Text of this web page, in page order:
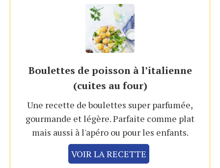
Boulettes de poisson à l’italienne
(cuites au four)
Une recette de boulettes super parfumée,
gourmande et légère. Parfaite comme plat
mais aussi à l'apéro ou pour les enfants.
VOIR LA RECETTE